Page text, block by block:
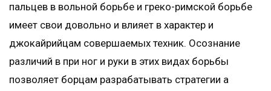
пальцев в вольной борьбе и греко-римской борьбе
имеет свои довольно и влияет в характер и
джокайрийцам совершаемых техник. Осознание
различий в при ног и руки в этих видах борьбы
позволяет борцам разрабатывать стратегии а